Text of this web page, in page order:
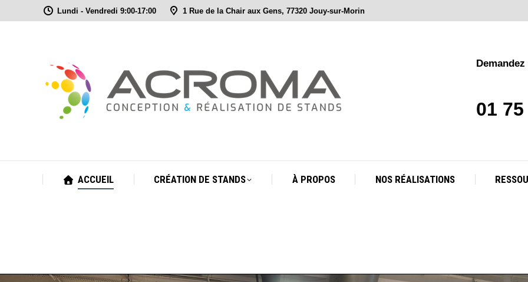
Lundi - Vendredi 9:00-17:00 1 Rue de la Chair aux Gens, 77320 Jouy-sur-Morin
01
ACCUEIL CRÉATION DE STANDS À PROPOS NOS RÉALISATIONS
ACCUEIL CRÉATION DE STANDS À PROPOS NOS RÉALISATIONS